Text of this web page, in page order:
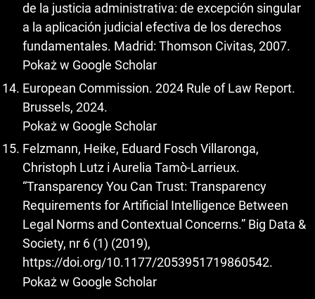
de la justicia administrativa: de excepción singular
a la aplicación judicial efectiva de los derechos
fundamentales. Madrid: Thomson Civitas, 2007.
Pokaż w Google Scholar
European Commission. 2024 Rule of Law Report.
Brussels, 2024.
Pokaż w Google Scholar
Felzmann, Heike, Eduard Fosch Villaronga,
Christoph Lutz i Aurelia Tamò-Larrieux.
“Transparency You Can Trust: Transparency
Requirements for Artificial Intelligence Between
Legal Norms and Contextual Concerns.” Big Data &
Society, nr 6 (1) (2019),
https://doi.org/10.1177/2053951719860542.
Pokaż w Google Scholar